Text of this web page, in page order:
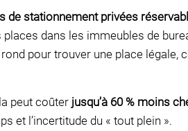
de stationnement privées
places dans les immeubles de
pour trouver une place
peut coûter jusqu’à 60 % moins
et l’incertitude du « tout plein ».